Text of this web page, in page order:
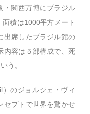
・関西万博にブラジル
積は1000平方メート
出席したブラジル館の
内容は５部構成で、死
う。
のジョルジェ・ヴィ
セプトで世界を驚かせ